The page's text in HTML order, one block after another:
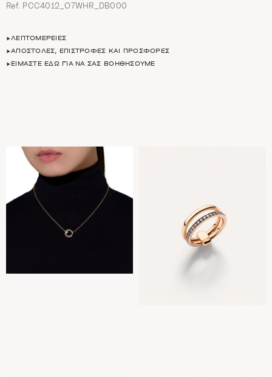
Ref. PCC4012_O7WHR_DB000
ΛΕΠΤΟΜΈΡΕΙΕΣ
ΑΠΟΣΤΟΛΈΣ, ΕΠΙΣΤΡΟΦΈΣ ΚΑΙ ΠΡΟΣΦΟΡΈΣ
ΕΊΜΑΣΤΕ ΕΔΏ ΓΙΑ ΝΑ ΣΑΣ ΒΟΗΘΉΣΟΥΜΕ